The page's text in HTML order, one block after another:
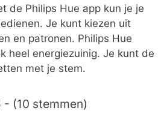
de Philips Hue app kun je je
Je kunt kiezen uit
en patronen. Philips Hue
heel energiezuinig. Je kunt de
met je stem.
- (10 stemmen)